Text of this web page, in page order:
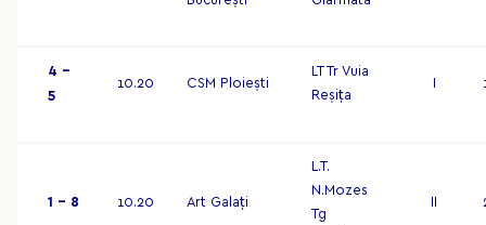
4 –
5
10.20 CSM Ploiești
LT Tr Vuia
Reșița
1 – 8 10.20 Art Galați
L.T.
N.Mozes
Tg